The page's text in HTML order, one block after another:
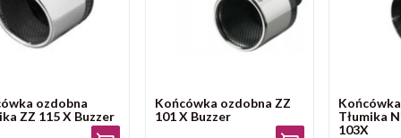
ozdobna
ZZ 115 X Buzzer
Końcówka ozdobna ZZ
101 X Buzzer
Tłumika
103X